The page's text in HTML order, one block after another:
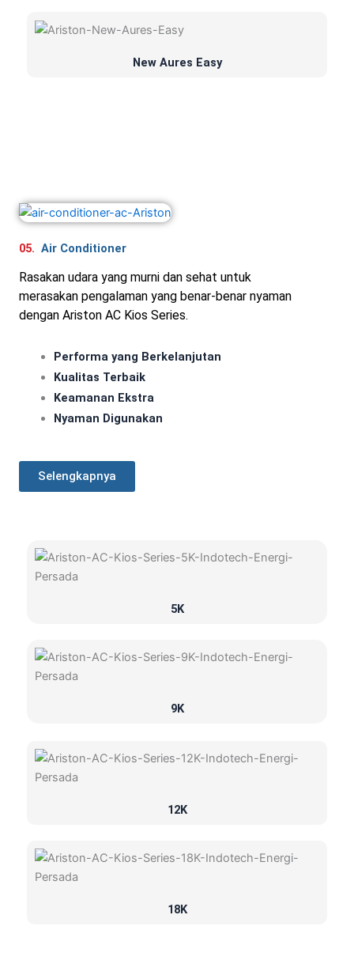
New Aures Easy
05. Air Conditioner
Rasakan udara yang murni dan sehat untuk
merasakan pengalaman yang benar-benar nyaman
dengan Ariston AC Kios Series.
Performa yang Berkelanjutan
Kualitas Terbaik
Keamanan Ekstra
Nyaman Digunakan
Selengkapnya
5K
9K
12K
18K